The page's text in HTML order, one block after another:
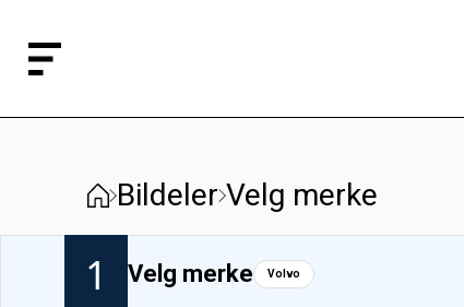
Bildeler Velg merke
1 Velg merke Volvo